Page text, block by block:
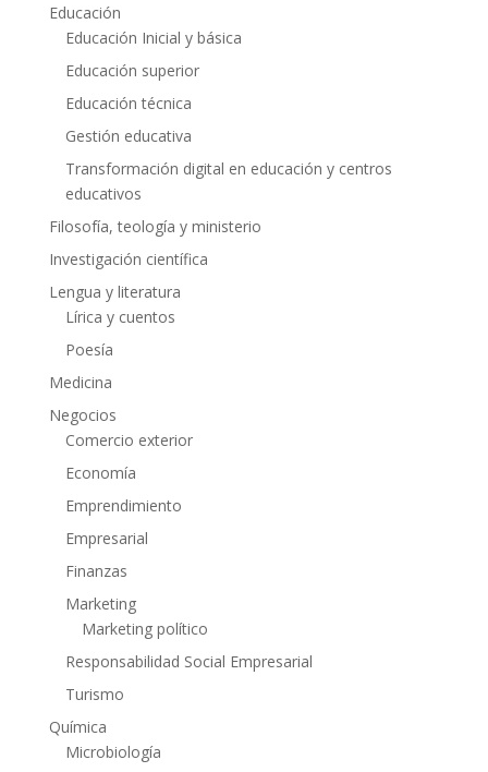
Educación
Educación Inicial y básica
Educación superior
Educación técnica
Gestión educativa
Transformación digital en educación y centros
educativos
Filosofía, teología y ministerio
Investigación científica
Lengua y literatura
Lírica y cuentos
Poesía
Medicina
Negocios
Comercio exterior
Economía
Emprendimiento
Empresarial
Finanzas
Marketing
Marketing político
Responsabilidad Social Empresarial
Turismo
Química
Microbiología